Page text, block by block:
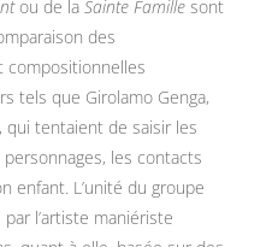
ou de la Sainte Famille sont
des
compositionnelles
tels que Girolamo Genga,
qui tentaient de saisir les
les contacts
enfant. L’unité du groupe
l’artiste maniériste